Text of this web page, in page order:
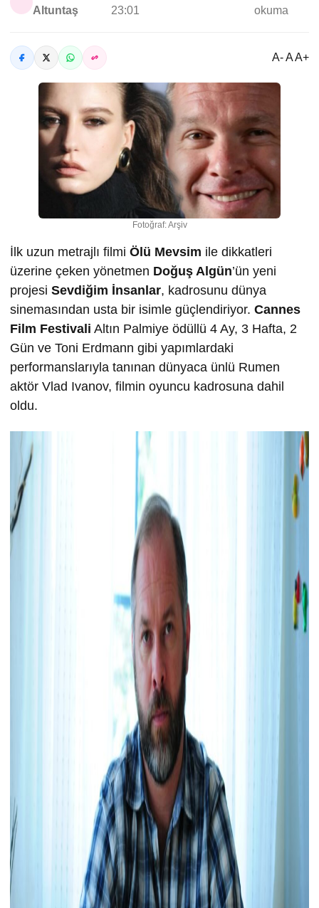
Altuntaş 23:01 okuma
A- A A+
Fotoğraf: Arşiv
İlk uzun metrajlı filmi Ölü Mevsim ile dikkatleri
üzerine çeken yönetmen Doğuş Algün’ün yeni
projesi Sevdiğim İnsanlar, kadrosunu dünya
sinemasından usta bir isimle güçlendiriyor. Cannes
Film Festivali Altın Palmiye ödüllü 4 Ay, 3 Hafta, 2
Gün ve Toni Erdmann gibi yapımlardaki
performanslarıyla tanınan dünyaca ünlü Rumen
aktör Vlad Ivanov, filmin oyuncu kadrosuna dahil
oldu.